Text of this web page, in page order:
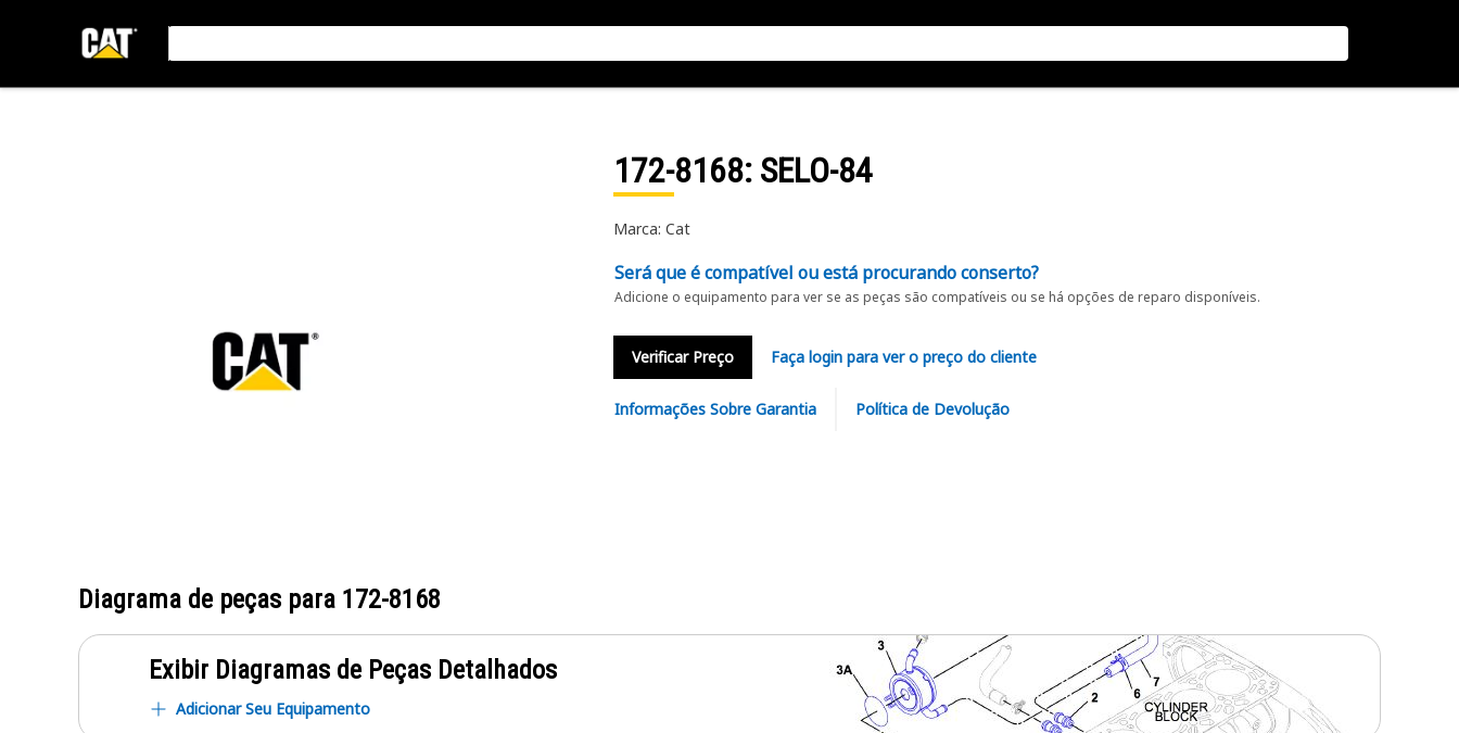
172-8168: SELO-84
Marca: Cat
Será que é compatível ou está procurando conserto?
Adicione o equipamento para ver se as peças são compatíveis ou se há opções de reparo disponíveis.
Verificar Preço Faça login para ver o preço do cliente
Informações Sobre Garantia Política de Devolução
Diagrama de peças para 172-8168
Exibir Diagramas de Peças Detalhados
Adicionar Seu Equipamento